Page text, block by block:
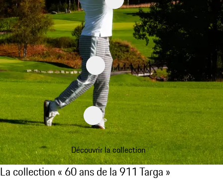
Découvrir la collection
La collection « 60 ans de la 911 Targa »
La collection « 60 ans de la 911 Targa »